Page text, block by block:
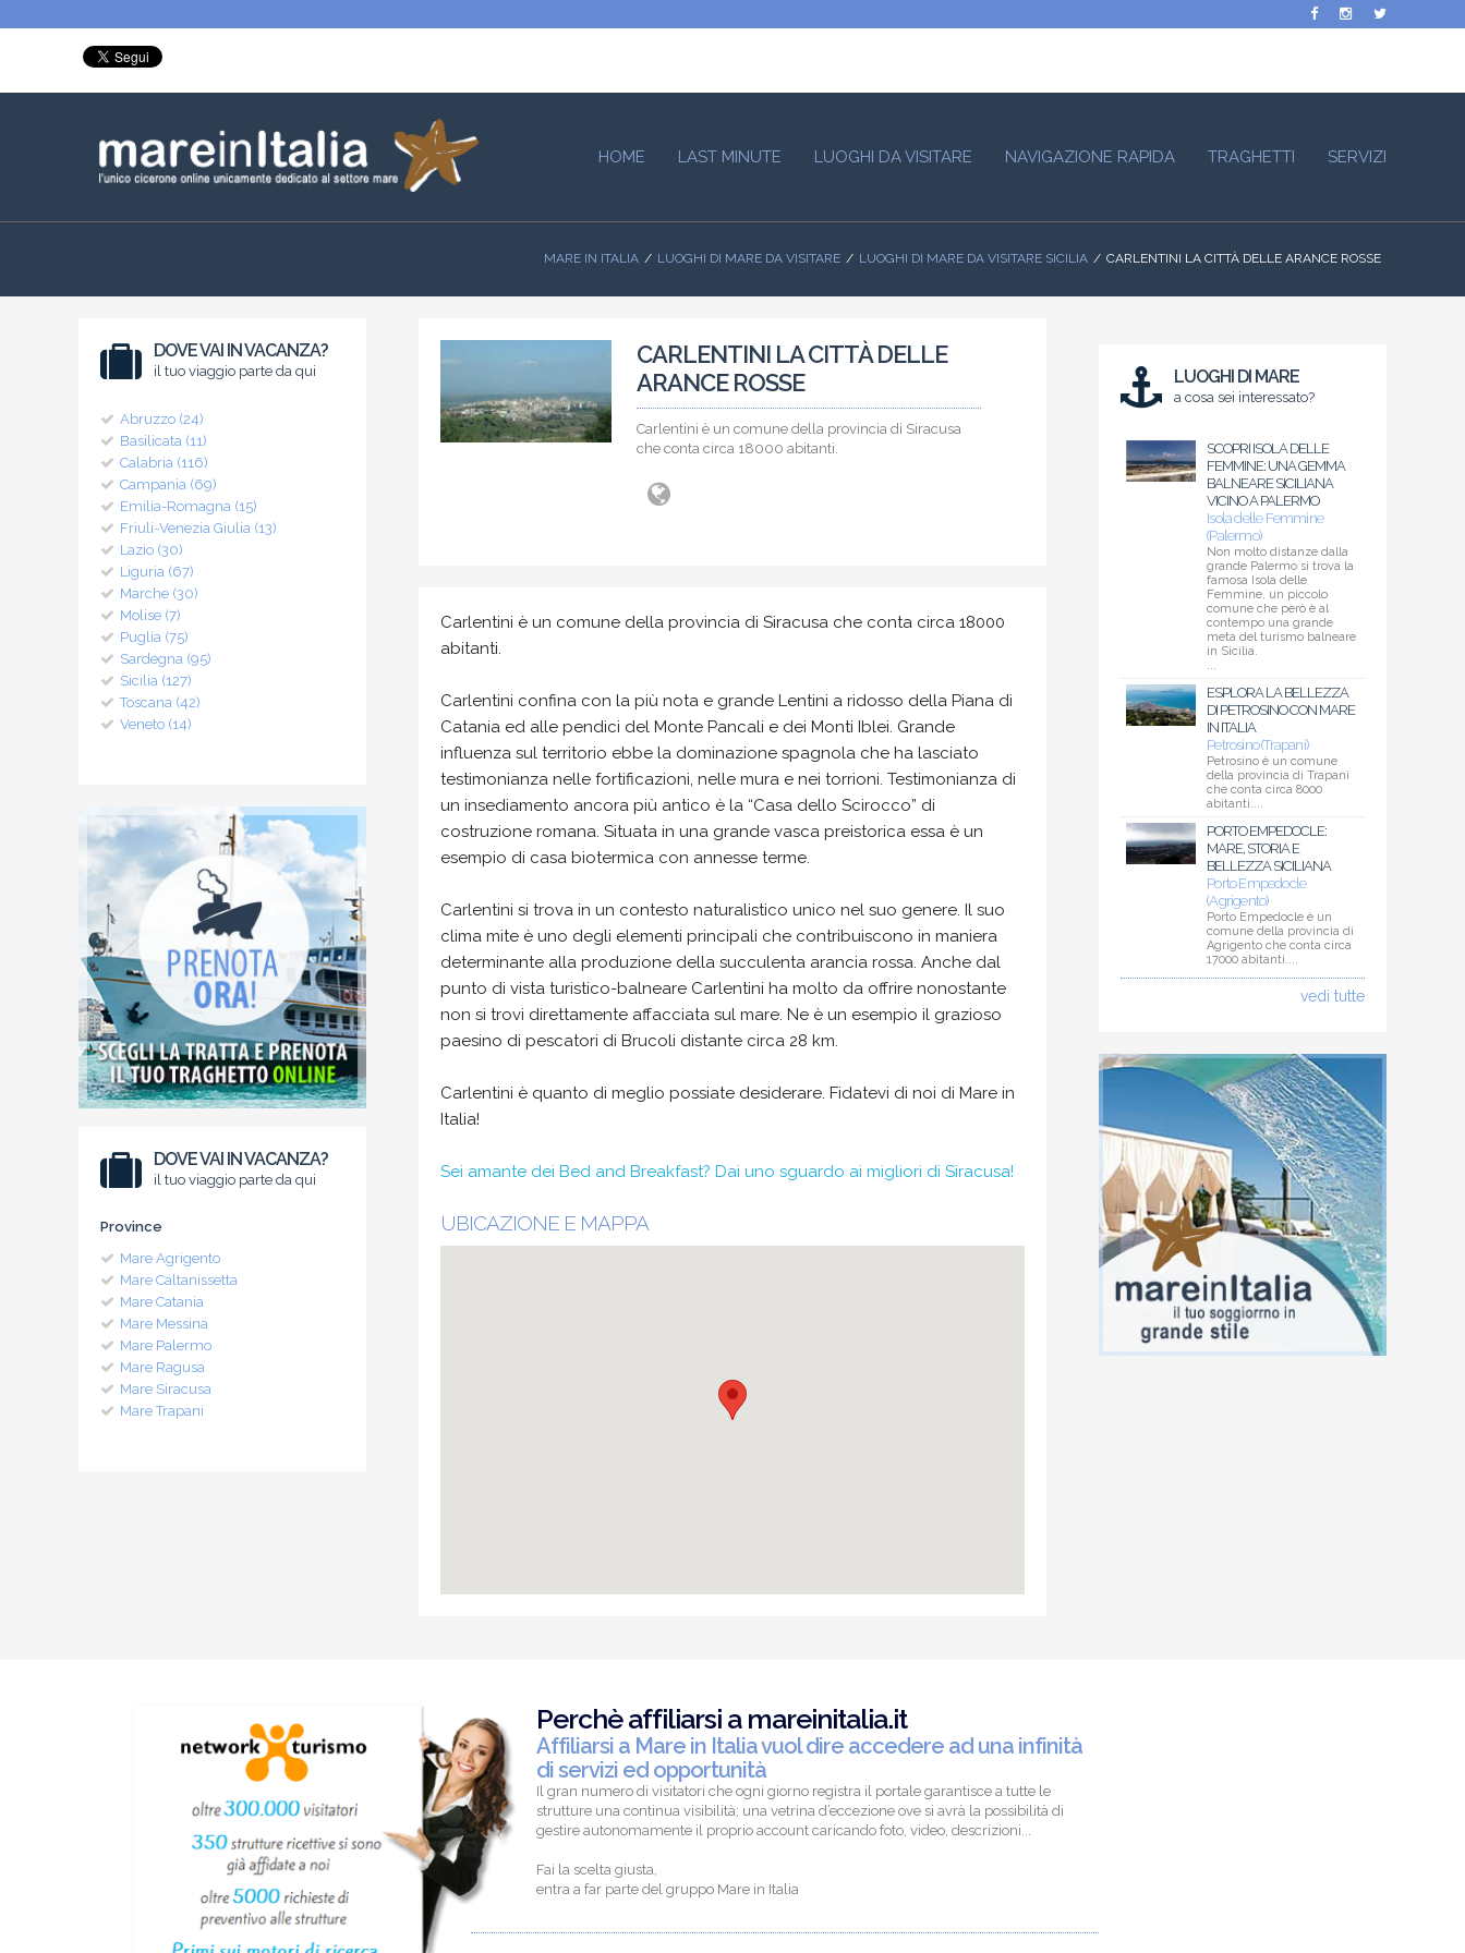
HOME LAST MINUTE LUOGHI DA VISITARE NAVIGAZIONE RAPIDA TRAGHETTI SERVIZI
MARE IN ITALIA LUOGHI DI MARE DA VISITARE LUOGHI DI MARE DA VISITARE SICILIA CARLENTINI LA CITTÀ DELLE ARANCE ROSSE
DOVE VAI IN VACANZA?
il tuo viaggio parte da qui
Abruzzo (24)
Basilicata (11)
Calabria (116)
Campania (69)
Emilia-Romagna (15)
Friuli-Venezia Giulia (13)
Lazio (30)
Liguria (67)
Marche (30)
Molise (7)
Puglia (75)
Sardegna (95)
Sicilia (127)
Toscana (42)
Veneto (14)
DOVE VAI IN VACANZA?
il tuo viaggio parte da qui
Province
Mare Agrigento
Mare Caltanissetta
Mare Catania
Mare Messina
Mare Palermo
Mare Ragusa
Mare Siracusa
Mare Trapani
CARLENTINI LA CITTÀ DELLE
ARANCE ROSSE
Carlentini è un comune della provincia di Siracusa
che conta circa 18000 abitanti.
Carlentini è un comune della provincia di Siracusa che conta circa 18000
abitanti.
Carlentini confina con la più nota e grande Lentini a ridosso della Piana di
Catania ed alle pendici del Monte Pancali e dei Monti Iblei. Grande
influenza sul territorio ebbe la dominazione spagnola che ha lasciato
testimonianza nelle fortificazioni, nelle mura e nei torrioni. Testimonianza di
un insediamento ancora più antico è la “Casa dello Scirocco” di
costruzione romana. Situata in una grande vasca preistorica essa è un
esempio di casa biotermica con annesse terme.
Carlentini si trova in un contesto naturalistico unico nel suo genere. Il suo
clima mite è uno degli elementi principali che contribuiscono in maniera
determinante alla produzione della succulenta arancia rossa. Anche dal
punto di vista turistico-balneare Carlentini ha molto da offrire nonostante
non si trovi direttamente affacciata sul mare. Ne è un esempio il grazioso
paesino di pescatori di Brucoli distante circa 28 km.
Carlentini è quanto di meglio possiate desiderare. Fidatevi di noi di Mare in
Italia!
Sei amante dei Bed and Breakfast? Dai uno sguardo ai migliori di Siracusa!
UBICAZIONE E MAPPA
LUOGHI DI MARE
a cosa sei interessato?
SCOPRI ISOLA DELLE
FEMMINE: UNA GEMMA
BALNEARE SICILIANA
VICINO A PALERMO
Isola delle Femmine
(Palermo)
Non molto distanze dalla
grande Palermo si trova la
famosa Isola delle
Femmine, un piccolo
comune che però è al
contempo una grande
meta del turismo balneare
in Sicilia.
...
ESPLORA LA BELLEZZA
DI PETROSINO CON MARE
IN ITALIA
Petrosino (Trapani)
Petrosino è un comune
della provincia di Trapani
che conta circa 8000
abitanti....
PORTO EMPEDOCLE:
MARE, STORIA E
BELLEZZA SICILIANA
Porto Empedocle
(Agrigento)
Porto Empedocle è un
comune della provincia di
Agrigento che conta circa
17000 abitanti....
vedi tutte
Perchè affiliarsi a mareinitalia.it
Affiliarsi a Mare in Italia vuol dire accedere ad una infinità
di servizi ed opportunità
Il gran numero di visitatori che ogni giorno registra il portale garantisce a tutte le
strutture una continua visibilità; una vetrina d’eccezione ove si avrà la possibilità di
gestire autonomamente il proprio account caricando foto, video, descrizioni...
Fai la scelta giusta,
entra a far parte del gruppo Mare in Italia